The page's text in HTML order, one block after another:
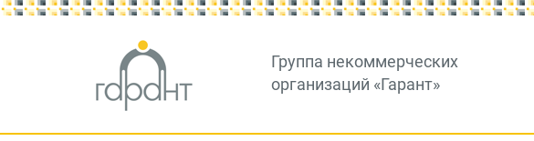
Группа некоммерческих
организаций «Гарант»